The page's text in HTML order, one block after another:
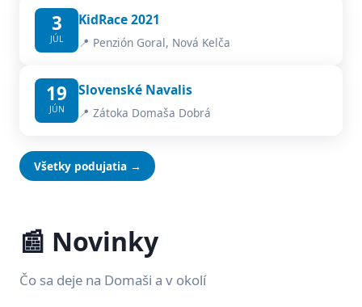
3
JÚL
KidRace 2021
📍 Penzión Goral, Nová Kelča
19
JÚN
Slovenské Navalis
📍 Zátoka Domaša Dobrá
Všetky podujatia →
📰 Novinky
Čo sa deje na Domaši a v okolí